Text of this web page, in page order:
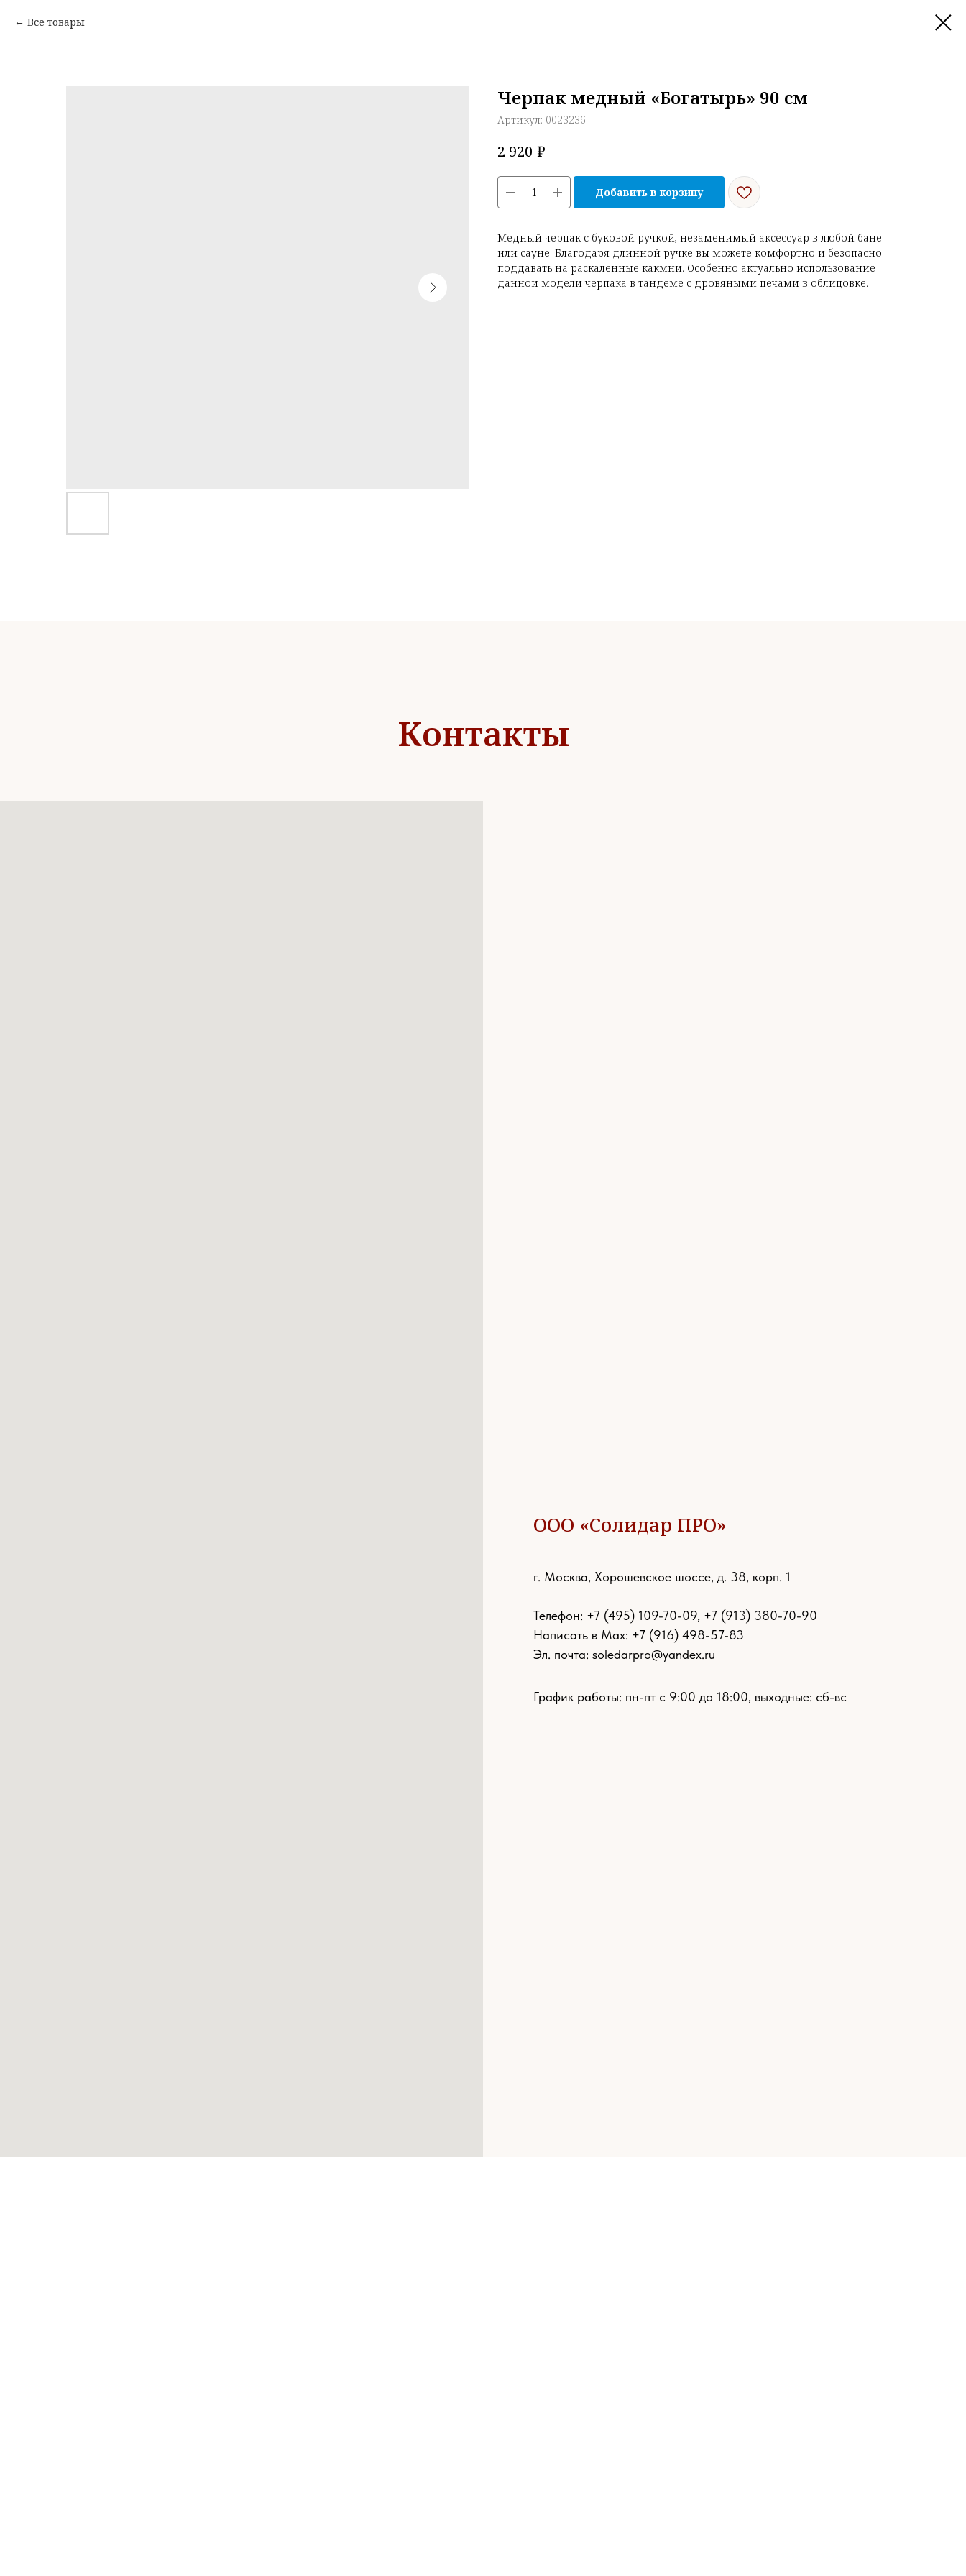
Все товары
Черпак медный «Богатырь» 90 см
Артикул: 0023236
2 920 ₽
Добавить в корзину
Медный черпак с буковой ручкой, незаменимый аксессуар в любой бане
или сауне. Благодаря длинной ручке вы можете комфортно и безопасно
поддавать на раскаленные какмни. Особенно актуально использование
данной модели черпака в тандеме с дровяными печами в облицовке.
Контакты
ООО «Солидар ПРО»
г. Москва, Хорошевское шоссе, д. 38, корп. 1
Телефон: +7 (495) 109-70-09, +7 (913) 380-70-90
Написать в Max: +7 (916) 498-57-83
Эл. почта: soledarpro@yandex.ru
График работы: пн-пт с 9:00 до 18:00, выходные: сб-вс